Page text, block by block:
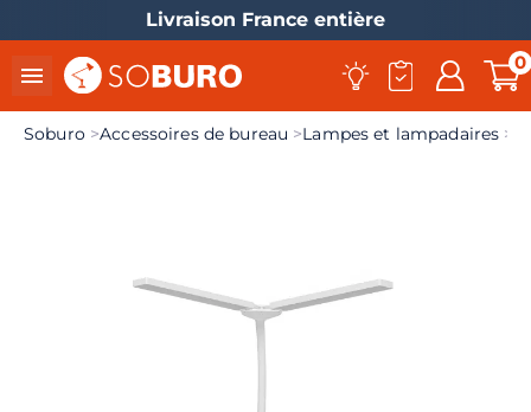
Livraison France entière
 0
Soburo Accessoires de bureau Lampes et lampadaires